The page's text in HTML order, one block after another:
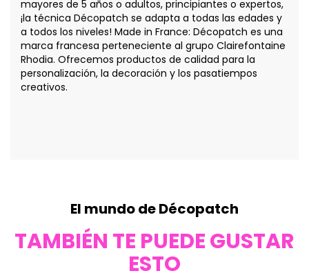
mayores de 5 años o adultos, principiantes o expertos,
¡la técnica Décopatch se adapta a todas las edades y
a todos los niveles! Made in France: Décopatch es una
marca francesa perteneciente al grupo Clairefontaine
Rhodia. Ofrecemos productos de calidad para la
personalización, la decoración y los pasatiempos
creativos.
El mundo de Décopatch
TAMBIÉN TE PUEDE GUSTAR
ESTO